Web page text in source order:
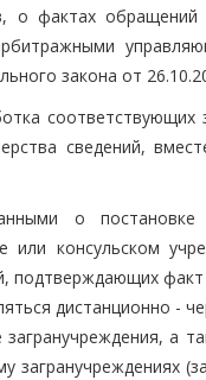
о фактах
закона от
сведений,
о постановке
или консульском
подтверждающих
дистанционно
а